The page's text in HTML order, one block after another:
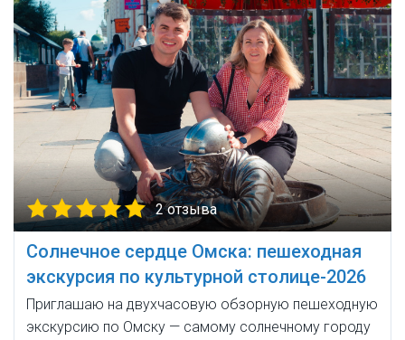
2 отзыва
Солнечное сердце Омска: пешеходная
экскурсия по культурной столице-2026
Приглашаю на двухчасовую обзорную пешеходную
экскурсию по Омску — самому солнечному городу